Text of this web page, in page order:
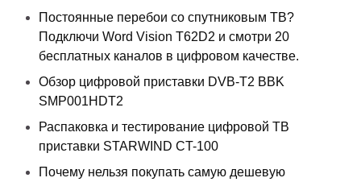
Постоянные перебои со спутниковым ТВ?
Подключи Word Vision T62D2 и смотри 20
бесплатных каналов в цифровом качестве.
Обзор цифровой приставки DVB-T2 BBK
SMP001HDT2
Распаковка и тестирование цифровой ТВ
приставки STARWIND CT-100
Почему нельзя покупать самую дешевую